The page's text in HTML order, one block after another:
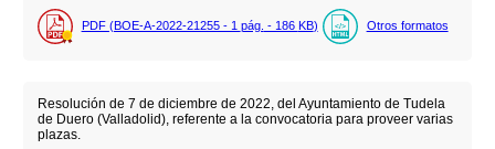
PDF (BOE-A-2022-21255 - 1 pág. - 186 KB) Otros formatos
Resolución de 7 de diciembre de 2022, del Ayuntamiento de Tudela
de Duero (Valladolid), referente a la convocatoria para proveer varias
plazas.